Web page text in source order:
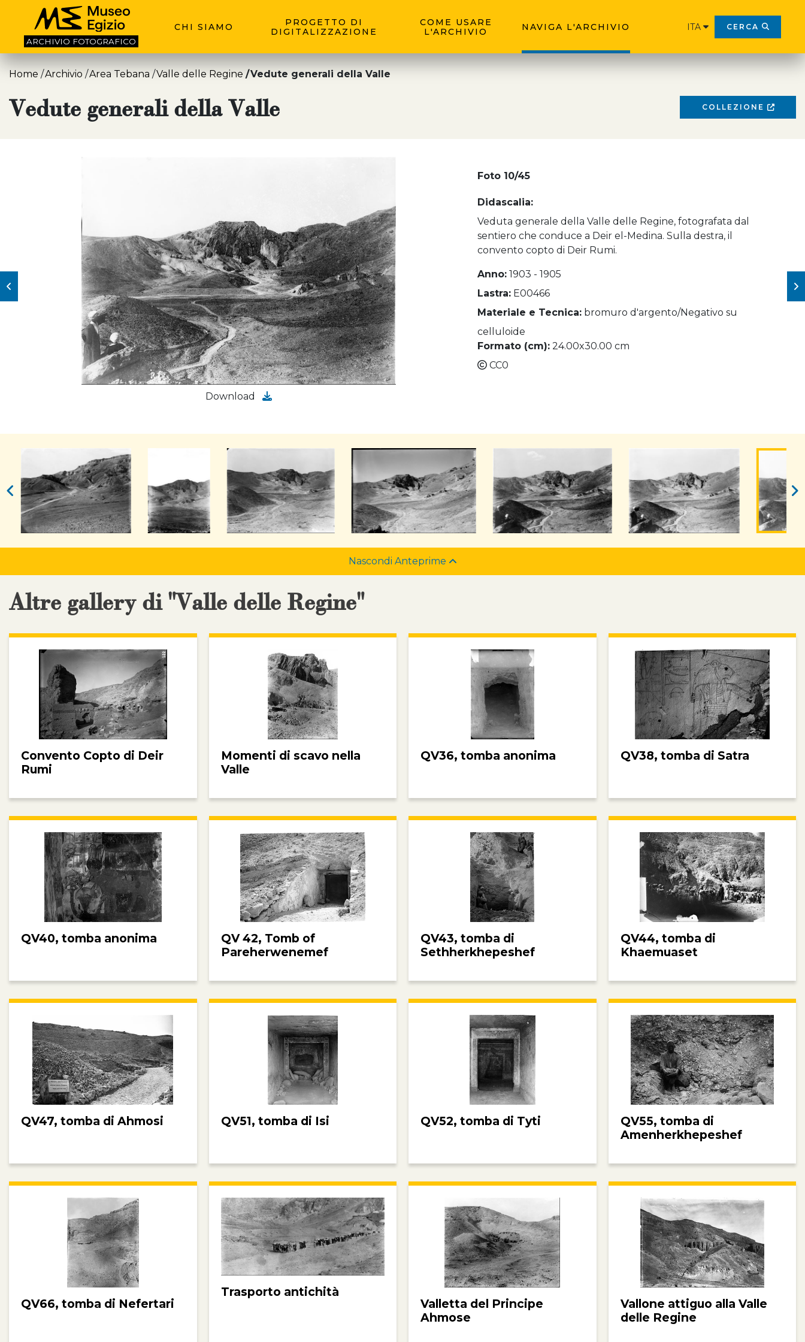
ARCHIVIO FOTOGRAFICO
CHI SIAMO
PROGETTO DI
DIGITALIZZAZIONE
COME USARE
L'ARCHIVIO
NAVIGA L'ARCHIVIO ITA CERCA
Home Archivio Area Tebana Valle delle Regine Vedute generali della Valle
COLLEZIONE
Vedute generali della Valle
Download
Foto 10/45
Didascalia:
Veduta generale della Valle delle Regine, fotografata dal
sentiero che conduce a Deir el-Medina. Sulla destra, il
convento copto di Deir Rumi.
Anno: 1903 - 1905
Lastra: E00466
Materiale e Tecnica: bromuro d'argento/Negativo su
celluloide
Formato (cm): 24.00x30.00 cm
CC0
Nascondi Anteprime
Altre gallery di "Valle delle Regine"
Convento Copto di Deir
Rumi
Momenti di scavo nella
Valle
QV36, tomba anonima QV38, tomba di Satra
QV40, tomba anonima
QV 42, Tomb of
Pareherwenemef
QV43, tomba di
Sethherkhepeshef
QV44, tomba di
Khaemuaset
QV47, tomba di Ahmosi QV51, tomba di Isi QV52, tomba di Tyti
QV55, tomba di
Amenherkhepeshef
QV66, tomba di Nefertari
Trasporto antichità
Valletta del Principe
Ahmose
Vallone attiguo alla Valle
delle Regine